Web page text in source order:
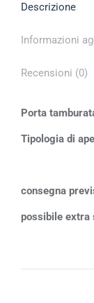
Descrizione
Informazioni
Recensioni (0)
Porta
Tipologia di
consegna
possibile extra